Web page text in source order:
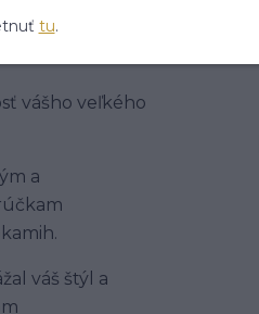
vášho veľkého
a
váš štýl a
tu.